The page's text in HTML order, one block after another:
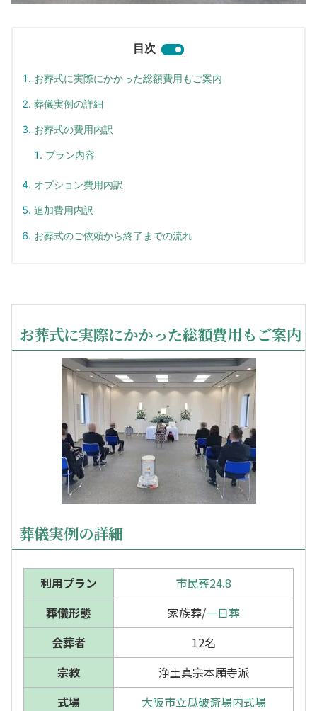
目次
お葬式に実際にかかった総額費用もご案内
葬儀実例の詳細
お葬式の費用内訳
プラン内容
オプション費用内訳
追加費用内訳
お葬式のご依頼から終了までの流れ
お葬式に実際にかかった総額費用もご案内
葬儀実例の詳細
利用プラン
市民葬24.8
葬儀形態
家族葬/一日葬
会葬者
12名
宗教
浄土真宗本願寺派
式場
大阪市立瓜破斎場内式場